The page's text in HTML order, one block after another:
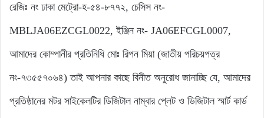
রেজিঃ নং ঢাকা মেট্রো-হ-৫৪-৮৭৭২, চেসিস নং-
MBLJA06EZCGL0022, ইঞ্জিন নং- JA06EFCGL0007,
আমাদের কোম্পানীর প্রতিনিধি মোঃ রিপন মিয়া (জাতীয় পরিচয়পত্র
নং-৭৩৫৫৭০৬৪) তাই আপনার কাছে বিনীত অনুরোধ জানাচ্ছি যে, আমাদের
প্রতিষ্ঠানের মটর সাইকেলটির ডিজিটাল নাম্বার প্লেট ও ডিজিটাল স্মার্ট কার্ড